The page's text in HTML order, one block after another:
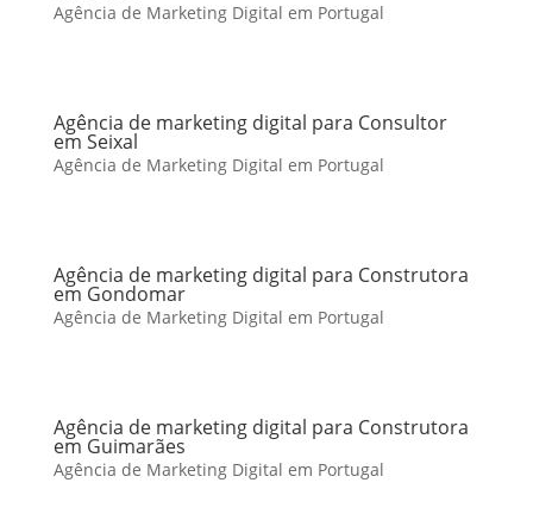
Agência de Marketing Digital em Portugal
Agência de marketing digital para Consultor
em Seixal
Agência de Marketing Digital em Portugal
Agência de marketing digital para Construtora
em Gondomar
Agência de Marketing Digital em Portugal
Agência de marketing digital para Construtora
em Guimarães
Agência de Marketing Digital em Portugal